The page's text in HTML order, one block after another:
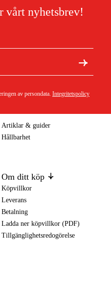
vårt nyhetsbrev!
av persondata. Integritetspolicy
Artiklar & guider
Hållbarhet
Om ditt köp
Köpvillkor
Leverans
Betalning
Ladda ner köpvillkor (PDF)
Tillgänglighetsredogörelse